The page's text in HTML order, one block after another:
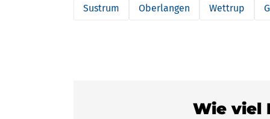
Sustrum Oberlangen Wettrup
Wie viel